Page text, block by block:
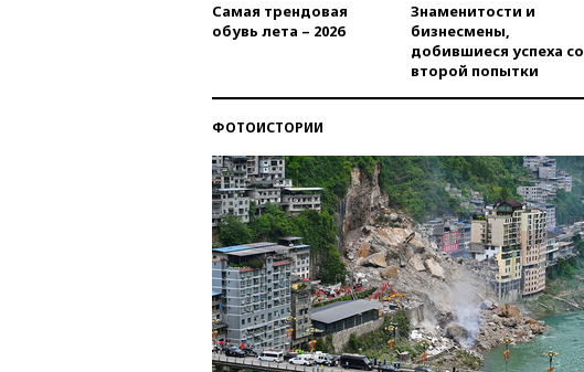
Самая трендовая
обувь лета – 2026
Знаменитости и
бизнесмены,
добившиеся успеха со
второй попытки
ФОТОИСТОРИИ